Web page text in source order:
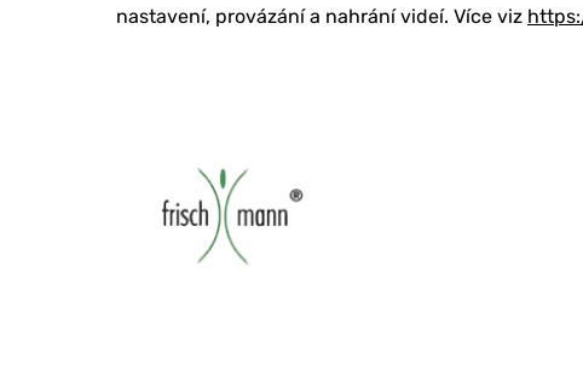
ONLINE
TVORBA WEBU
nastavení, provázání a nahrání videí. Více viz